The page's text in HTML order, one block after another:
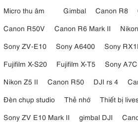
Micro thu âm Gimbal Canon R8
Canon R50V
Canon R6 Mark II
Sony ZV-E10
Sony A6400 Sony
Fujifilm X-S20
Fujifilm X-T5 Sony
Nikon Z5 II
Canon R50 DJI rs 4
Đèn chụp studio
Thẻ nhớ
Thiết bị
Sony ZV E10 Mark II
gimbal DJI